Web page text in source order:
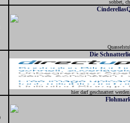
sohbet,
Die
hier darf geschnattert